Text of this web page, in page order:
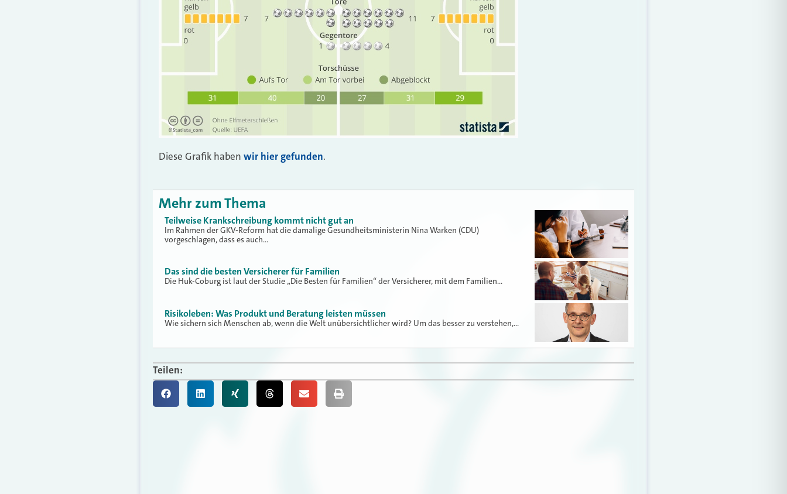
Diese Grafik haben wir hier gefunden.
Mehr zum Thema
Teilweise Krankschreibung kommt nicht gut an
Im Rahmen der GKV-Reform hat die damalige Gesundheitsministerin Nina Warken (CDU)
vorgeschlagen, dass es auch…
Das sind die besten Versicherer für Familien
Die Huk-Coburg ist laut der Studie „Die Besten für Familien“ der Versicherer, mit dem Familien…
Risikoleben: Was Produkt und Beratung leisten müssen
Wie sichern sich Menschen ab, wenn die Welt unübersichtlicher wird? Um das besser zu verstehen,…
Teilen: